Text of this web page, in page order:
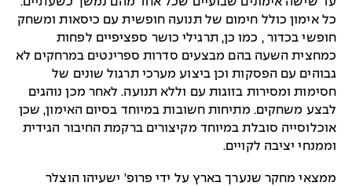
כל אימון כולל חימום של תנועה חופשית עם כיסאות ומשחק
חופשי בכדור , כמו כן, תרגילי כושר ספציפיים לפחות
כמחצית השעה בהם מבצעים סדרות ספרינטים במרחקים לא
גבוהים עם הפסקות וכן ביצוע מערכי תרגול שונים של
חסימות ומסירות בזוגות עם וללא תנועה. לאחר מכן נוהגים
לבצע משחקים. מתיחות חשובות במיוחד בסיום האימון, שכן
אוכלוסייה סובלת במיוחד מקיצורים ברקמת החיבור הגידית
וממנחי יציבה לקויים.
ממצאי מחקר שנערך בארץ על ידי פרופ' ישעיהו הוצלר